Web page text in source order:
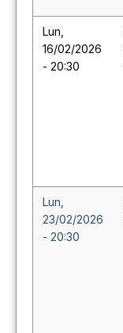
Lun,
16/02/2026
- 20:30
Lun,
23/02/2026
- 20:30